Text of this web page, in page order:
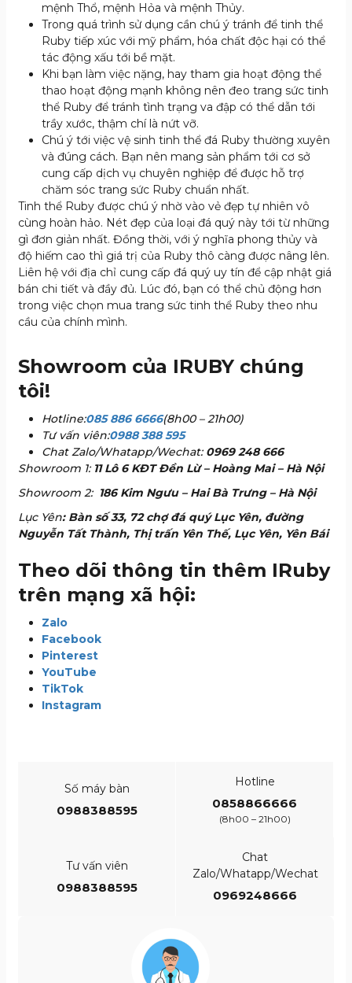
mệnh Thổ, mệnh Hỏa và mệnh Thủy.
Trong quá trình sử dụng cần chú ý tránh để tinh thể
Ruby tiếp xúc với mỹ phẩm, hóa chất độc hại có thể
tác động xấu tới bề mặt.
Khi bạn làm việc nặng, hay tham gia hoạt động thể
thao hoạt động mạnh không nên đeo trang sức tinh
thể Ruby để tránh tình trạng va đập có thể dẫn tới
trầy xước, thậm chí là nứt vỡ.
Chú ý tới việc vệ sinh tinh thể đá Ruby thường xuyên
và đúng cách. Bạn nên mang sản phẩm tới cơ sở
cung cấp dịch vụ chuyên nghiệp để được hỗ trợ
chăm sóc trang sức Ruby chuẩn nhất.
Tinh thể Ruby được chú ý nhờ vào vẻ đẹp tự nhiên vô
cùng hoàn hảo. Nét đẹp của loại đá quý này tới từ những
gì đơn giản nhất. Đồng thời, với ý nghĩa phong thủy và
độ hiếm cao thì giá trị của Ruby thô càng được nâng lên.
Liên hệ với địa chỉ cung cấp đá quý uy tín để cập nhật giá
bán chi tiết và đầy đủ. Lúc đó, bạn có thể chủ động hơn
trong việc chọn mua trang sức tinh thể Ruby theo nhu
cầu của chính mình.
Showroom của IRUBY chúng
tôi!
Hotline:085 886 6666(8h00 – 21h00)
Tư vấn viên:0988 388 595
Chat Zalo/Whatapp/Wechat: 0969 248 666
Showroom 1: 11 Lô 6 KĐT Đền Lừ – Hoàng Mai – Hà Nội
Showroom 2: 186 Kim Ngưu – Hai Bà Trưng – Hà Nội
Lục Yên: Bàn số 33, 72 chợ đá quý Lục Yên, đường
Nguyễn Tất Thành, Thị trấn Yên Thế, Lục Yên, Yên Bái
Theo dõi thông tin thêm IRuby
trên mạng xã hội:
Zalo
Facebook
Pinterest
YouTube
TikTok
Instagram
Số máy bàn
0988388595
Hotline
0858866666
(8h00 – 21h00)
Tư vấn viên
0988388595
Chat
Zalo/Whatapp/Wechat
0969248666